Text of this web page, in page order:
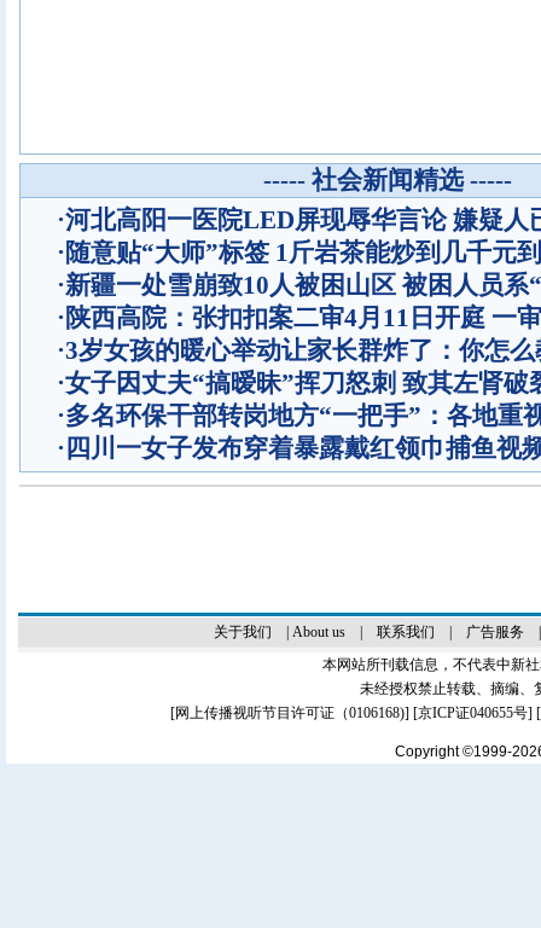
----- 社会新闻精选 -----
·河北高阳一医院LED屏现辱华言论 嫌疑人
·随意贴“大师”标签 1斤岩茶能炒到几千元
·新疆一处雪崩致10人被困山区 被困人员系
·陕西高院：张扣扣案二审4月11日开庭 一
·3岁女孩的暖心举动让家长群炸了：你怎
·女子因丈夫“搞暧昧”挥刀怒刺 致其左肾破
·多名环保干部转岗地方“一把手”：各地重
· 四川一女子发布穿着暴露戴红领巾捕鱼视
关于我们 About us| 联系我们 广告服务
本网站所刊载信息，不代表中新
未经授权禁止转载、摘编、
[网上传播视听节目许可证（0106168)] [京ICP证040655号]
Copyright ©1999-